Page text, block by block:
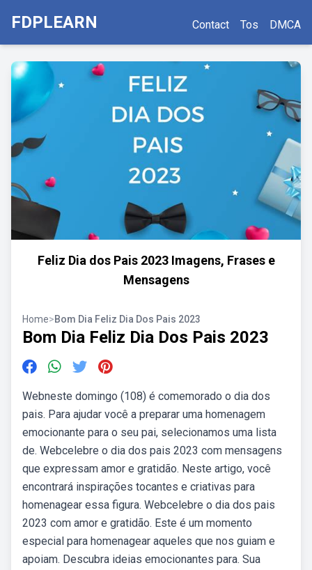
FDPLEARN Contact Tos DMCA
Feliz Dia dos Pais 2023 Imagens, Frases e
Mensagens
Home>Bom Dia Feliz Dia Dos Pais 2023
Bom Dia Feliz Dia Dos Pais 2023
Webneste domingo (108) é comemorado o dia dos
pais. Para ajudar você a preparar uma homenagem
emocionante para o seu pai, selecionamos uma lista
de. Webcelebre o dia dos pais 2023 com mensagens
que expressam amor e gratidão. Neste artigo, você
encontrará inspirações tocantes e criativas para
homenagear essa figura. Webcelebre o dia dos pais
2023 com amor e gratidão. Este é um momento
especial para homenagear aqueles que nos guiam e
apoiam. Descubra ideias emocionantes para. Sua